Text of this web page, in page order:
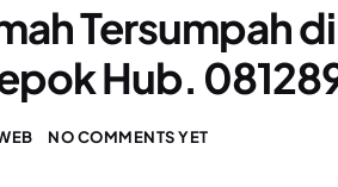
Tersumpah
Hub.
NO COMMENTS YET